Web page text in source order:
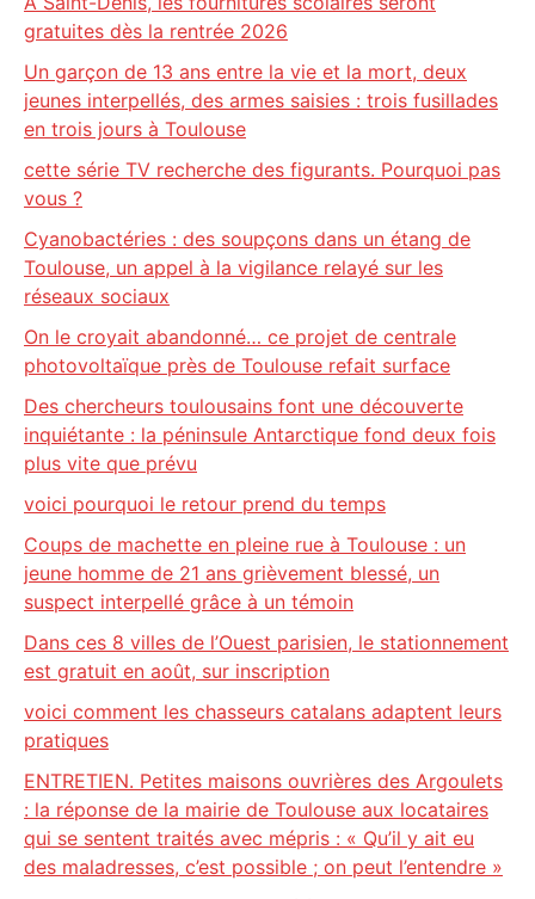
gratuites dès la rentrée 2026
Un garçon de 13 ans entre la vie et la mort, deux
jeunes interpellés, des armes saisies : trois fusillades
en trois jours à Toulouse
cette série TV recherche des figurants. Pourquoi pas
vous ?
Cyanobactéries : des soupçons dans un étang de
Toulouse, un appel à la vigilance relayé sur les
réseaux sociaux
On le croyait abandonné… ce projet de centrale
photovoltaïque près de Toulouse refait surface
Des chercheurs toulousains font une découverte
inquiétante : la péninsule Antarctique fond deux fois
plus vite que prévu
voici pourquoi le retour prend du temps
Coups de machette en pleine rue à Toulouse : un
jeune homme de 21 ans grièvement blessé, un
suspect interpellé grâce à un témoin
Dans ces 8 villes de l’Ouest parisien, le stationnement
est gratuit en août, sur inscription
voici comment les chasseurs catalans adaptent leurs
pratiques
ENTRETIEN. Petites maisons ouvrières des Argoulets
: la réponse de la mairie de Toulouse aux locataires
qui se sentent traités avec mépris : « Qu’il y ait eu
des maladresses, c’est possible ; on peut l’entendre »